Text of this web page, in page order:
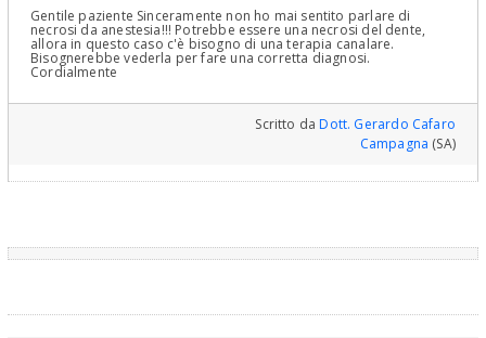
Gentile paziente Sinceramente non ho mai sentito parlare di
necrosi da anestesia!!! Potrebbe essere una necrosi del dente,
allora in questo caso c'è bisogno di una terapia canalare.
Bisognerebbe vederla per fare una corretta diagnosi.
Cordialmente
Scritto daDott. Gerardo Cafaro
Campagna (SA)